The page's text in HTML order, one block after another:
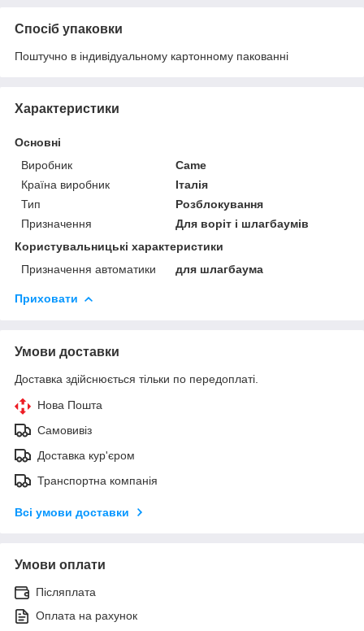
Спосіб упаковки
Поштучно в індивідуальному картонному пакованні
Характеристики
Основні
Виробник
Came
Країна виробник
Італія
Тип
Розблокування
Призначення
Для воріт і шлагбаумів
Користувальницькі характеристики
Призначення автоматики
для шлагбаума
Приховати
Умови доставки
Доставка здійснюється тільки по передоплаті.
Нова Пошта
Самовивіз
Доставка кур'єром
Транспортна компанія
Всі умови доставки
Умови оплати
Післяплата
Оплата на рахунок